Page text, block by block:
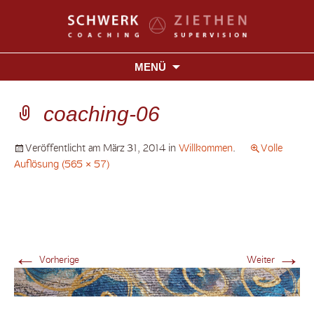
MENÜ
coaching-06
Veröffentlicht am März 31, 2014in Willkommen.
Volle
Auflösung (565 × 57)
← Vorherige Weiter →